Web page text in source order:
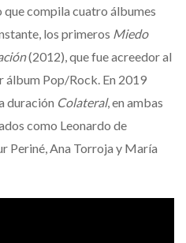
compila cuatro álbumes
los primeros Miedo
(2012), que fue acreedor al
álbum Pop/Rock. En 2019
duración Colateral, en ambas
como Leonardo de
Periné, Ana Torroja y María